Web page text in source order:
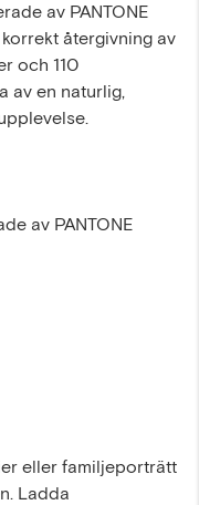
av PANTONE
återgivning av
och 110
av en naturlig,
av PANTONE
eller familjeporträtt
Ladda